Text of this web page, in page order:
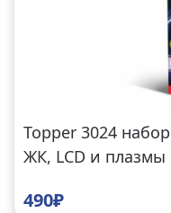
Topper 3024
ЖК, LCD и плазмы
490₽